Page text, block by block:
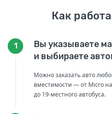
Как
1
Вы указываете
и выбираете
Можно заказать авто
вместимости — от Micro
до 19-местного автобуса.